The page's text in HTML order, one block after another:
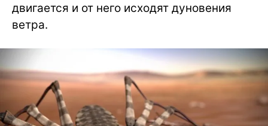
двигается и от него исходят дуновения
ветра.